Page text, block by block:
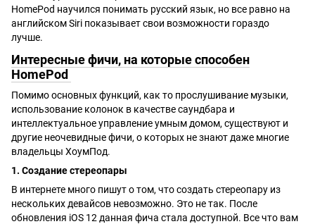
HomePod научился понимать русский язык, но все равно на
английском Siri показывает свои возможности гораздо
лучше.
Интересные фичи, на которые способен
HomePod
Помимо основных функций, как то прослушивание музыки,
использование колонок в качестве саундбара и
интеллектуальное управление умным домом, существуют и
другие неочевидные фичи, о которых не знают даже многие
владельцы ХоумПод.
1. Создание стереопары
В интернете много пишут о том, что создать стереопару из
нескольких девайсов невозможно. Это не так. После
обновления iOS 12 данная фича стала доступной. Все что вам